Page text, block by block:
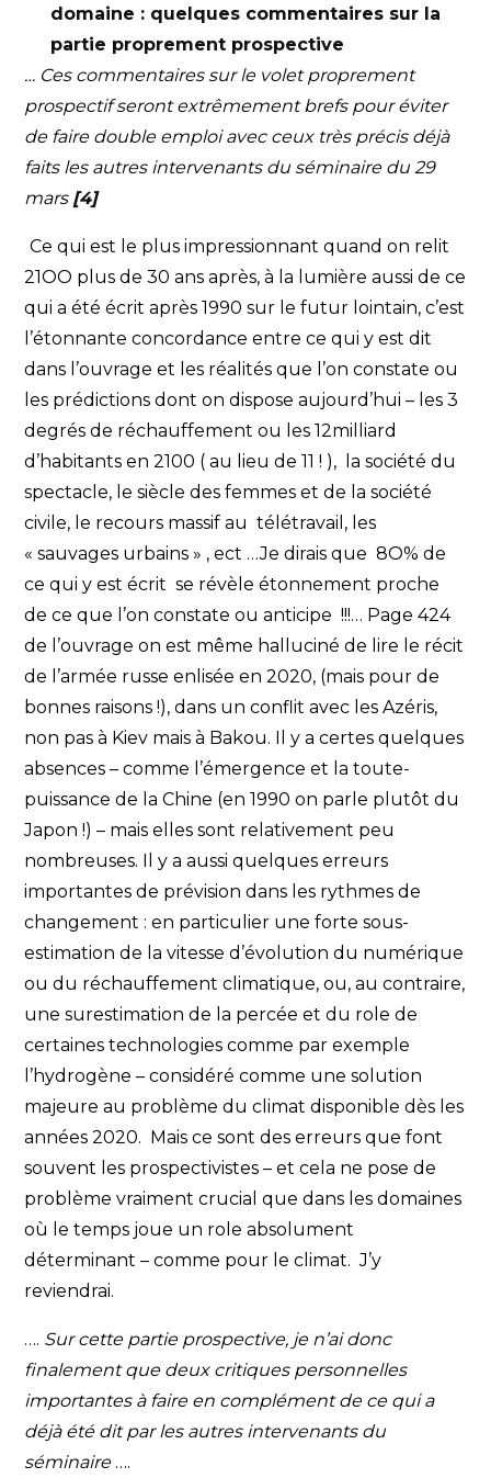
domaine : quelques commentaires sur la
partie proprement prospective
… Ces commentaires sur le volet proprement
prospectif seront extrêmement brefs pour éviter
de faire double emploi avec ceux très précis déjà
faits les autres intervenants du séminaire du 29
mars [4]
Ce qui est le plus impressionnant quand on relit
21OO plus de 30 ans après, à la lumière aussi de ce
qui a été écrit après 1990 sur le futur lointain, c’est
l’étonnante concordance entre ce qui y est dit
dans l’ouvrage et les réalités que l’on constate ou
les prédictions dont on dispose aujourd’hui – les 3
degrés de réchauffement ou les 12milliard
d’habitants en 2100 ( au lieu de 11 ! ), la société du
spectacle, le siècle des femmes et de la société
civile, le recours massif au télétravail, les
« sauvages urbains » , ect …Je dirais que 8O% de
ce qui y est écrit se révèle étonnement proche
de ce que l’on constate ou anticipe !!!… Page 424
de l’ouvrage on est même halluciné de lire le récit
de l’armée russe enlisée en 2020, (mais pour de
bonnes raisons !), dans un conflit avec les Azéris,
non pas à Kiev mais à Bakou. Il y a certes quelques
absences – comme l’émergence et la toute-
puissance de la Chine (en 1990 on parle plutôt du
Japon !) – mais elles sont relativement peu
nombreuses. Il y a aussi quelques erreurs
importantes de prévision dans les rythmes de
changement : en particulier une forte sous-
estimation de la vitesse d’évolution du numérique
ou du réchauffement climatique, ou, au contraire,
une surestimation de la percée et du role de
certaines technologies comme par exemple
l’hydrogène – considéré comme une solution
majeure au problème du climat disponible dès les
années 2020. Mais ce sont des erreurs que font
souvent les prospectivistes – et cela ne pose de
problème vraiment crucial que dans les domaines
où le temps joue un role absolument
déterminant – comme pour le climat. J’y
reviendrai.
…. Sur cette partie prospective, je n’ai donc
finalement que deux critiques personnelles
importantes à faire en complément de ce qui a
déjà été dit par les autres intervenants du
séminaire….